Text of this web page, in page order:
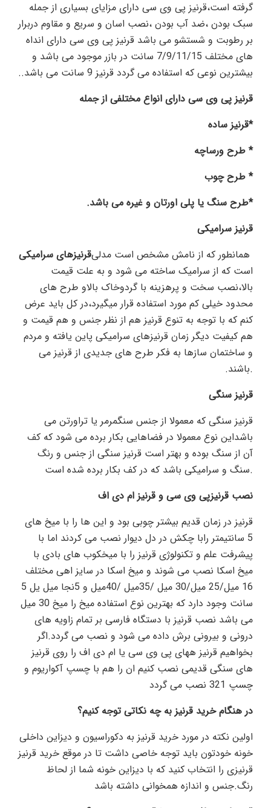
گرفته است،قرنیز پی وی سی دارای مزایای بسیاری از جمله
سبک بودن ،ضد آب بودن ،نصب اسان و سریع و مقاوم دربرار
بر رطوبت و شستشو می باشد قرنیز پی وی سی دارای انداه
های مختلف 7/9/11/15 سانت در بازر موجود می باشد و
بیشترین نوعی که استفاده می گردد قرنیز 9 سانت می باشد..
قرنیز پی وی سی دارای انواع مختلفی از جمله
قرنیز ساده*
طرح ورساچه *
طرح چوب *
*طرح سنگ یا پلی اورتان و غیره می باشد.
قرنیز سرامیکی
قرنیزهای سرامیکیهمانطور که از نامش مشخص است مدلی
است که از سرامیک ساخته می شود و به علت قیمت
بالا،نصب سخت و پرهزینه با گردوخاک بالاو طرح های
محدود خیلی کم مورد استفاده قرار میگیرد،در کل باید عرض
کنم که با توجه به تنوع قرنیز هم از نظر جنس و هم قیمت و
هم کیفیت دیگر زمان قرنیزهای سرامیکی پاین یافته و مردم
و ساختمان سازها به فکر طرح های جدیدی از قرنیز می
باشند..
قرنیز سنگی
قرنیز سنگی که معمولا از جنس سنگمرمر یا تراورتن می
باشداین نوع معمولا در فضاهایی بکار برده می شود که کف
آن از سنگ بوده و بهتر است قرنیز سنگی از جنس و رنگ
سنگ و سرامیکی باشد که در کف بکار برده شده است.
نصب قرنیزپی وی سی و قرنیز ام دی اف
قرنیز در زمان قدیم بیشتر چوبی بود و این ها را با میخ های
5 سانتیمتر رابا چکش در دل دیوار نصب می کردند اما با
پیشرفت علم و تکنولوژی قرنیز را با میخکوب های بادی با
میخ اسکا نصب می شوند و میخ اسکا در سایز اهی مختلف
16 میل/25 میل/30 میل /35میل /40میل و 5نجا میل یل 5
سانت وجود دارد که بهترین نوع استفاده میخ را میخ 30 میل
می باشد نصب قرنیز با دستگاه فارسی بر تمام زاویه های
درونی و بیرونی برش داده می شود و نصب می گردد.اگر
بخواهیم قرنیز ههای پی وی سی یا ام دی اف را روی قرنیز
های سنگی قدیمی نصب کنیم ان را هم با چسپ آکواریوم و
چسپ 321 نصب می گردد
در هنگام خرید قرنیز به چه نکاتی توجه کنیم؟
اولین نکته در مورد خرید قرنیز به دکوراسیون و دیزاین داخلی
خونه خودتون باید توجه خاصی داشت تا در موقع خرید قرنیز
قرنیزی را انتخاب کنید که با دیزاین خونه شما از لحاظ
رنگ.جنس و اندازه همخوانی داشته باشد